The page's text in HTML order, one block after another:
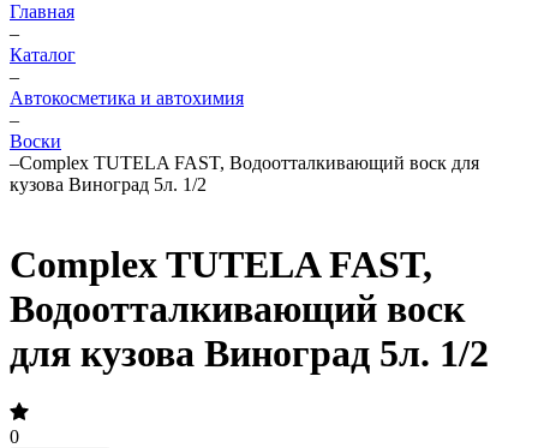
Главная
–
Каталог
–
Автокосметика и автохимия
–
Воски
–Complex TUTELA FAST, Водоотталкивающий воск для
кузова Виноград 5л. 1/2
Complex TUTELA FAST,
Водоотталкивающий воск
для кузова Виноград 5л. 1/2
0